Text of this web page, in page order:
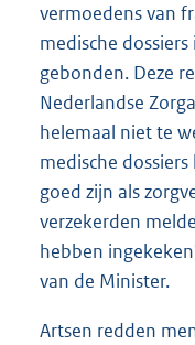
vermoedens van
medische
gebonden. Deze
Nederlandse
helemaal niet te
medische
goed zijn als
verzekerden
hebben
van de Minister.
Artsen redden